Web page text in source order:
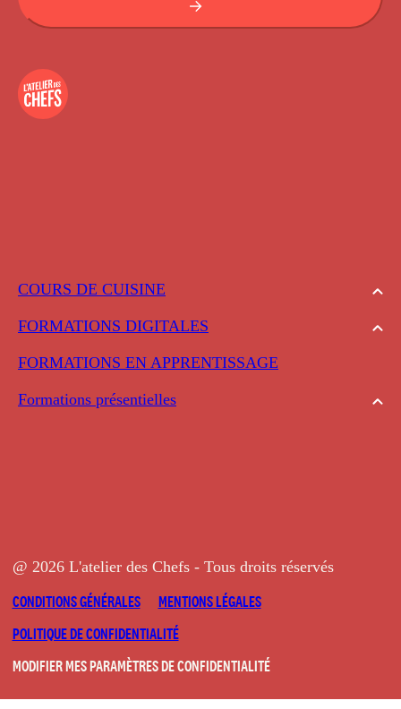
COURS DE CUISINE
FORMATIONS DIGITALES
FORMATIONS EN APPRENTISSAGE
Formations présentielles
@ 2026 L'atelier des Chefs - Tous droits réservés
CONDITIONS GÉNÉRALES
MENTIONS LÉGALES
POLITIQUE DE CONFIDENTIALITÉ
MODIFIER MES PARAMÈTRES DE CONFIDENTIALITÉ